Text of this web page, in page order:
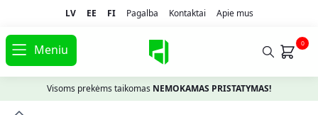
LV EE FI Pagalba Kontaktai Apie mus
Meniu 0
Visoms prekėms taikomas NEMOKAMAS PRISTATYMAS!